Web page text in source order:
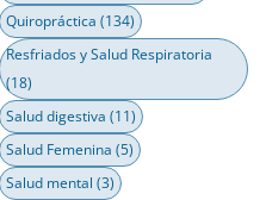
Quiropráctica (134)
Resfriados y Salud Respiratoria
(18)
Salud digestiva (11)
Salud Femenina (5)
Salud mental (3)